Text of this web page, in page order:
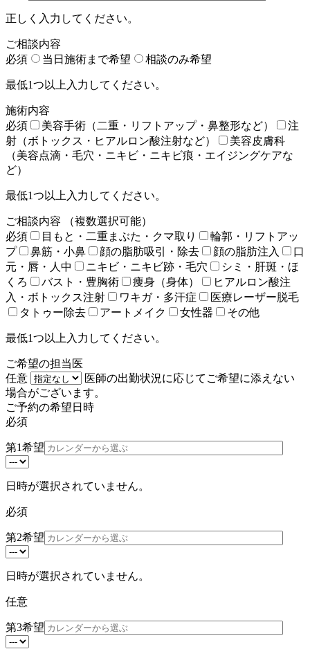
正しく入力してください。
ご相談内容
必須
当日施術まで希望 相談のみ希望
最低1つ以上入力してください。
施術内容
必須
美容手術（二重・リフトアップ・鼻整形など）
注
射（ボトックス・ヒアルロン酸注射など）
美容皮膚科
（美容点滴・毛穴・ニキビ・ニキビ痕・エイジングケアな
ど）
最低1つ以上入力してください。
ご相談内容
（複数選択可能）
必須
目もと・二重まぶた・クマ取り
輪郭・リフトアッ
プ
鼻筋・小鼻 顔の脂肪吸引・除去 顔の脂肪注入
口
元・唇・人中
ニキビ・ニキビ跡・毛穴
シミ・肝斑・ほ
くろ
バスト・豊胸術 痩身（身体）
ヒアルロン酸注
入・ボトックス注射
ワキガ・多汗症
医療レーザー脱毛
タトゥー除去
アートメイク 女性器 その他
最低1つ以上入力してください。
ご希望の担当医
任意
医師の出勤状況に応じてご希望に添えない
場合がございます。
ご予約の希望日時
必須
第1希望
日時が選択されていません。
必須
第2希望
日時が選択されていません。
任意
第3希望